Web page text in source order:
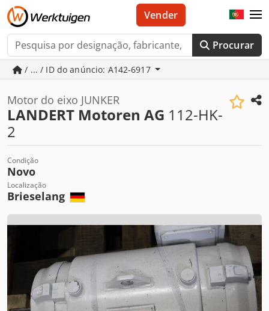
Procurar
Vender
/ ... / ID do anúncio: A142-6917
Motor do eixo JUNKER
LANDERT Motoren AG 112-HK-
2
Condição
Novo
Localização
Brieselang